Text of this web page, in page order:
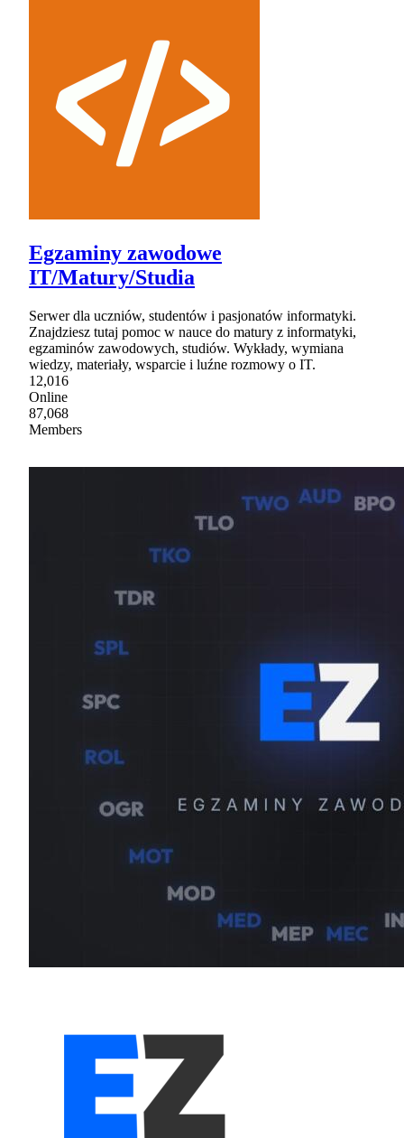
Egzaminy zawodowe
IT/Matury/Studia
Serwer dla uczniów, studentów i pasjonatów informatyki.
Znajdziesz tutaj pomoc w nauce do matury z informatyki,
egzaminów zawodowych, studiów. Wykłady, wymiana
wiedzy, materiały, wsparcie i luźne rozmowy o IT.
12,016
Online
87,068
Members